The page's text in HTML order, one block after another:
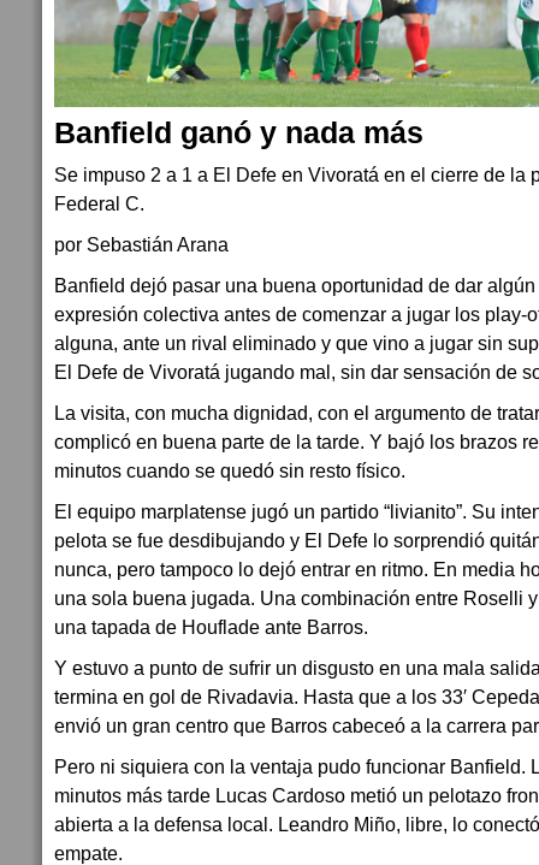
Banfield ganó y nada más
Se impuso 2 a 1 a El Defe en Vivoratá en el cierre de la
Federal C.
por Sebastián Arana
Banfield dejó pasar una buena oportunidad de dar
expresión colectiva antes de comenzar a jugar los play-
alguna, ante un rival eliminado y que vino a jugar sin
El Defe de Vivoratá jugando mal, sin dar sensación de
La visita, con mucha dignidad, con el argumento de
complicó en buena parte de la tarde. Y bajó los brazos
minutos cuando se quedó sin resto físico.
El equipo marplatense jugó un partido “livianito”. Su
pelota se fue desdibujando y El Defe lo sorprendió
nunca, pero tampoco lo dejó entrar en ritmo. En media
una sola buena jugada. Una combinación entre Roselli
una tapada de Houflade ante Barros.
Y estuvo a punto de sufrir un disgusto en una mala
termina en gol de Rivadavia. Hasta que a los 33′
envió un gran centro que Barros cabeceó a la carrera
Pero ni siquiera con la ventaja pudo funcionar Banfield.
minutos más tarde Lucas Cardoso metió un pelotazo
abierta a la defensa local. Leandro Miño, libre, lo
empate.